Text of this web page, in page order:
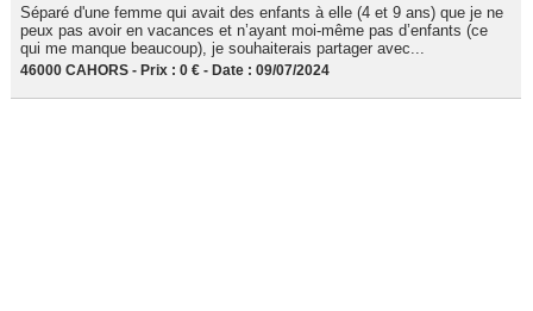
Séparé d'une femme qui avait des enfants à elle (4 et 9 ans) que je ne
peux pas avoir en vacances et n’ayant moi-même pas d’enfants (ce
qui me manque beaucoup), je souhaiterais partager avec...
46000 CAHORS - Prix : 0 € - Date : 09/07/2024